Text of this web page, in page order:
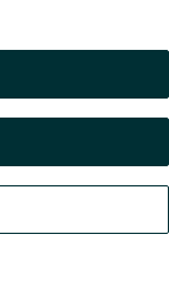
Czat Konto